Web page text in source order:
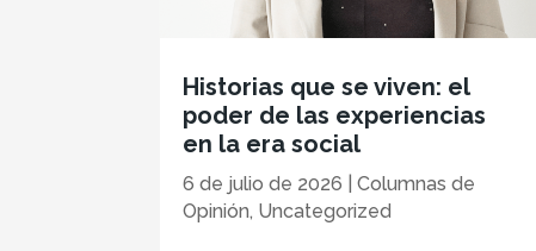
Historias que se viven: el
poder de las experiencias
en la era social
6 de julio de 2026 |Columnas de
Opinión, Uncategorized